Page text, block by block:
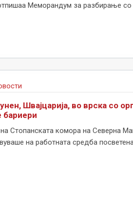
Меморандум за разбирање со
Швајцарија, во врска со
бариери
Стопанската комора на Северна
на работната средба